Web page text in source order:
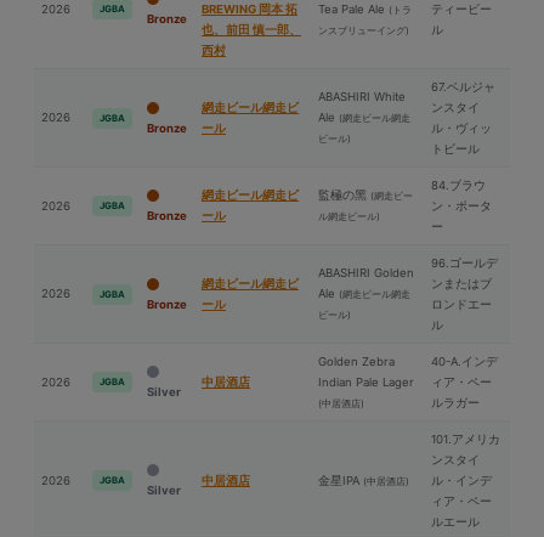
2026 JGBA
Bronze
BREWING 岡本 拓
也、前⽥ 慎一郎、
⻄村
Tea Pale Ale (トラ
ンスブリューイング)
ティービー
ル
2026 JGBA
Bronze
網走ビール網走ビ
ール
ABASHIRI White
Ale (網走ビール網走
ビール)
67.ベルジャ
ンスタイ
ル・ヴィッ
トビール
2026 JGBA
Bronze
網走ビール網走ビ
ール
監極の⿊ (網走ビー
ル網走ビール)
84.ブラウ
ン・ポータ
ー
2026 JGBA
Bronze
網走ビール網走ビ
ール
ABASHIRI Golden
Ale (網走ビール網走
ビール)
96.ゴールデ
ンまたはブ
ロンドエー
ル
2026 JGBA
Silver
中居酒店
Golden Zebra
Indian Pale Lager
(中居酒店)
40-A.インデ
ィア・ペー
ルラガー
2026 JGBA
Silver
中居酒店 ⾦星IPA (中居酒店)
101.アメリカ
ンスタイ
ル・インデ
ィア・ペー
ルエール